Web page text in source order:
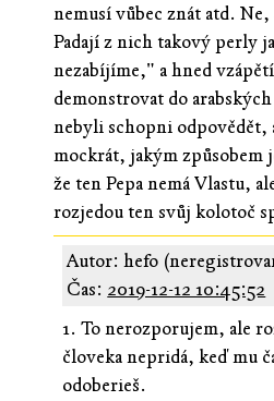
nemusí vůbec znát atd.
Padají z nich takový perly
nezabíjíme," a hned
demonstrovat do
nebyli schopni odpovědět,
mockrát, jakým způsobem
že ten Pepa nemá Vlastu,
rozjedou ten svůj kolotoč
Autor: hefo
Čas: 2019-12-12 10:45:52
1. To nerozporujem, ale
človeka nepridá, keď mu
odoberieš.